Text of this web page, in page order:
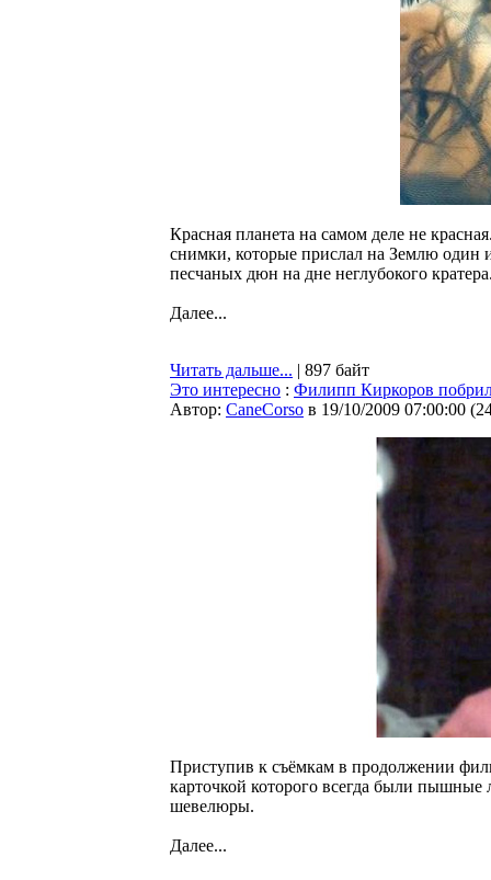
Красная планета на самом деле не
снимки, которые прислал на Землю один
песчаных дюн на дне неглубокого
Далее...
Читать дальше... | 897 байт
Это интересно : Филипп Киркоров
Автор: CaneCorso в 19/10/2009 07:00:00 (
Приступив к съёмкам в продолжении
карточкой которого всегда были
шевелюры.
Далее...